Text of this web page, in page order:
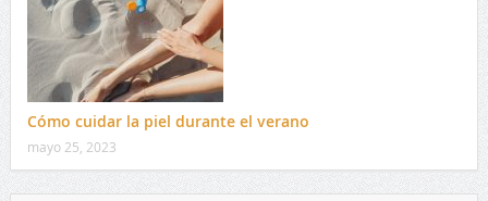
Cómo cuidar la piel durante el verano
mayo 25, 2023